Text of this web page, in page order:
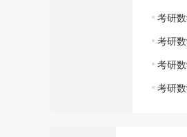
考研
考研
考研
考研